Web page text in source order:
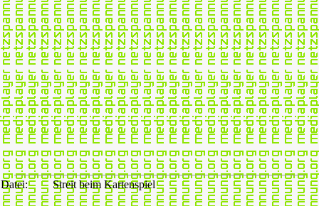
Datei: Streit beim Kartenspiel